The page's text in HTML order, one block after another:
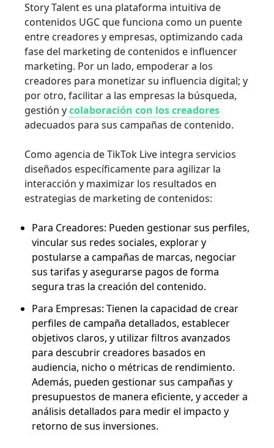
Story Talent es una plataforma intuitiva de
contenidos UGC que funciona como un puente
entre creadores y empresas, optimizando cada
fase del marketing de contenidos e influencer
marketing. Por un lado, empoderar a los
creadores para monetizar su influencia digital; y
por otro, facilitar a las empresas la búsqueda,
gestión ycolaboración con los creadores
adecuados para sus campañas de contenido.
Como agencia de TikTok Live integra servicios
diseñados específicamente para agilizar la
interacción y maximizar los resultados en
estrategias de marketing de contenidos:
Para Creadores: Pueden gestionar sus perfiles,
vincular sus redes sociales, explorar y
postularse a campañas de marcas, negociar
sus tarifas y asegurarse pagos de forma
segura tras la creación del contenido.
Para Empresas: Tienen la capacidad de crear
perfiles de campaña detallados, establecer
objetivos claros, y utilizar filtros avanzados
para descubrir creadores basados en
audiencia, nicho o métricas de rendimiento.
Además, pueden gestionar sus campañas y
presupuestos de manera eficiente, y acceder a
análisis detallados para medir el impacto y
retorno de sus inversiones.